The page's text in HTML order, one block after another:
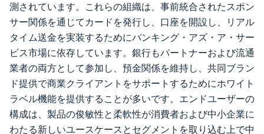
測されています。これらの組織は、事前統合されたスポン
サー関係を通じてカードを発行し、口座を開設し、リアル
タイム送金を実装するためにバンキング・アズ・ア・サー
ビス市場に依存しています。銀行もパートナーおよび流通
業者の両方として参加し、預金関係を維持し、共同ブラン
ド提供で商業クライアントをサポートするためにホワイト
ラベル機能を提供することが多いです。エンドユーザーの
構成は、製品の俊敏性と柔軟性が消費者および中小企業に
わたる新しいユースケースとセグメントを取り込む上で中